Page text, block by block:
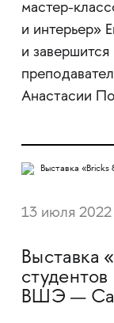
мастер-
и интерьер»
и
Анастасии
13 июля 2022
Выставка
ВШЭ —